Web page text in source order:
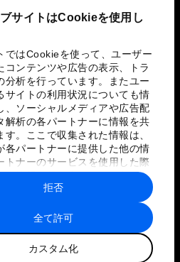
サイトはCookieを使用し
ではCookieを使って、ユーザー
コンテンツや広告の表示、トラ
分析を行っています。またユー
サイトの利用状況についても情
、ソーシャルメディアや広告配
解析の各パートナーに情報を共
す。ここで収集された情報は、
各パートナーに提供した他の情
トナーのサービスを使用した際
た情報と組み合わされ、各パー
って使用されることがありま
全て許可
カスタム化
拒否
組み
ポリシーと利用規約
イトマップ
界経済フォーラム